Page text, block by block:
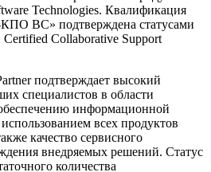
Technologies. Квалификация
КПО ВС» подтверждена статусами
Collaborative Support
подтверждает высокий
специалистов в области
информационной
всех продуктов
качество сервисного
внедряемых решений. Статус
количества